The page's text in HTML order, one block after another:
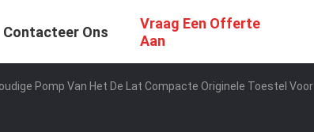
Contacteer Ons
Vraag Een Offerte
Aan
Pomp Van Het De Lat Compacte Originele Toestel Voor